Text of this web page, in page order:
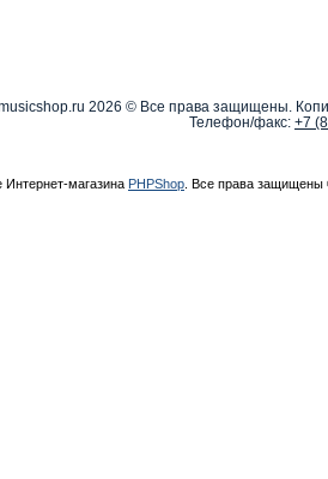
2026 © Все права защищены.
Телефон/факс: +7
Интернет-магазина PHPShop . Все права защищены